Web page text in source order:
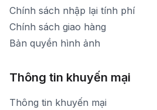
Chính sách nhập lại tính phí
Chính sách giao hàng
Bản quyền hình ảnh
Thông tin khuyến mại
Thông tin khuyến mại